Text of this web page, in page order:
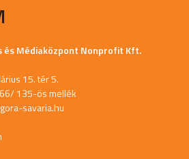
és Médiaközpont Nonprofit Kft.
15. tér 5.
135-ös mellék
savaria.hu